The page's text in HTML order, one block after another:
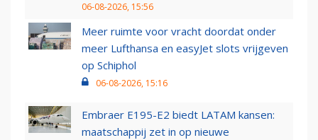
06-08-2026, 15:56
Meer ruimte voor vracht doordat onder
meer Lufthansa en easyJet slots vrijgeven
op Schiphol
06-08-2026, 15:16
Embraer E195-E2 biedt LATAM kansen:
maatschappij zet in op nieuwe